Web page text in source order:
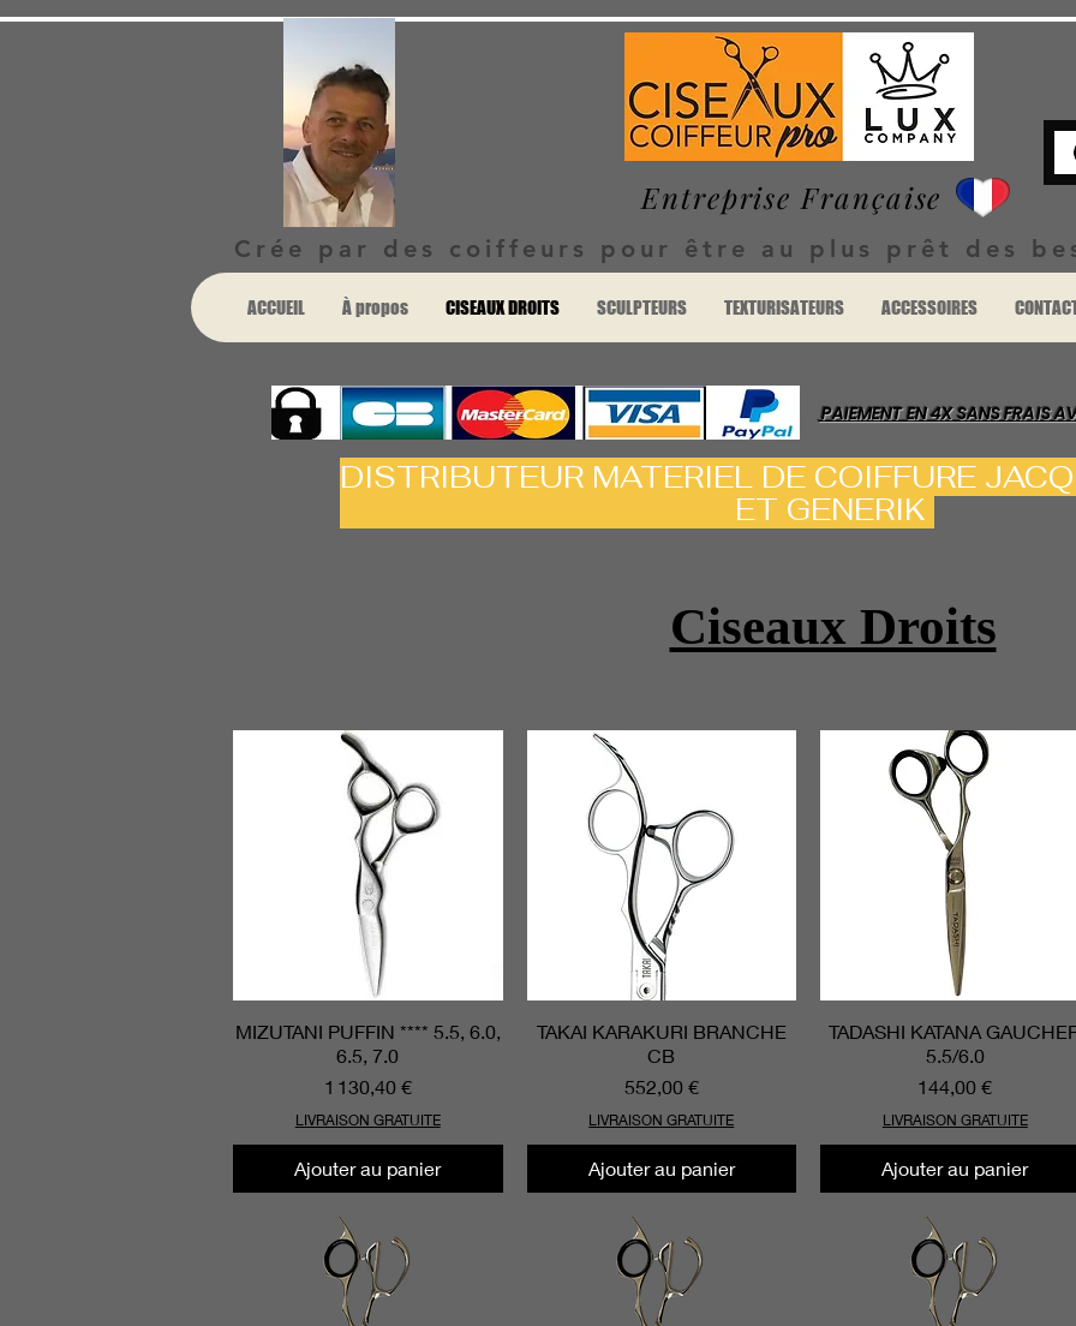
Entreprise Française
Crée par des coiffeurs pour être au plus prêt des
ACCUEIL À propos CISEAUX DROITS SCULPTEURS TEXTURISATEURS ACCESSOIRES
PAIEMENT EN 4X SANS FRAIS
DISTRIBUTEUR MATERIEL DE COIFFURE
ET GENERIK
Ciseaux Droits
Aperçu rapide
MIZUTANI PUFFIN **** 5.5, 6.0,
6.5, 7.0
Prix
1 130,40 €
LIVRAISON GRATUITE
Ajouter au panier
Aperçu rapide
TAKAI KARAKURI BRANCHE
CB
Prix
552,00 €
LIVRAISON GRATUITE
Ajouter au panier
Aperçu rapide
TADASHI KATANA
5.5/6.0
Prix
144,00 €
LIVRAISON GRATUITE
Ajouter au panier